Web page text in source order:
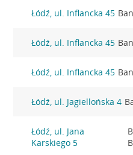
Łódź, ul. Inflancka 45
Łódź, ul. Inflancka 45
Łódź, ul. Inflancka 45
Łódź, ul. Jagiellońska 4
Łódź, ul. Jana
Karskiego 5